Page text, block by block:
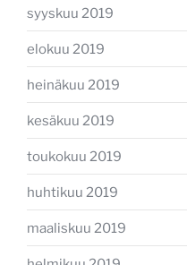
syyskuu 2019
elokuu 2019
heinäkuu 2019
kesäkuu 2019
toukokuu 2019
huhtikuu 2019
maaliskuu 2019